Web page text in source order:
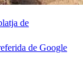
de
de Google